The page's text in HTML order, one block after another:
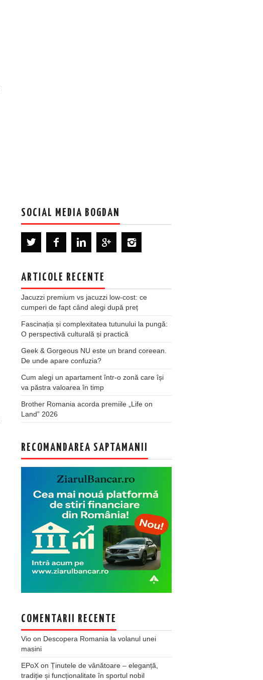
SOCIAL MEDIA BOGDAN
ARTICOLE RECENTE
Jacuzzi premium vs jacuzzi low-cost: ce
cumperi de fapt când alegi după preț
Fascinația și complexitatea tutunului la pungă:
O perspectivă culturală și practică
Geek & Gorgeous NU este un brand coreean.
De unde apare confuzia?
Cum alegi un apartament într-o zonă care își
va păstra valoarea în timp
Brother Romania acorda premiile „Life on
Land” 2026
RECOMANDAREA SAPTAMANII
COMENTARII RECENTE
Vio on Descopera Romania la volanul unei
masini
EPoX on Ținutele de vânătoare – eleganță,
tradiție și funcționalitate în sportul nobil